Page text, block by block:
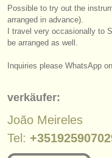
nachrichten in
verlage:
anzeige
find out about our
ATSfaq
Possible to try out the
arranged in advance).
I travel very occasionally to
be arranged as well.
Inquiries please WhatsApp
verkäufer:
João Meireles
Tel: